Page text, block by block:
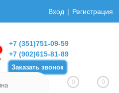
Вход Регистрация
+7 (351)751-09-59
+7 (902)615-81-89
Заказать звонок
0 0